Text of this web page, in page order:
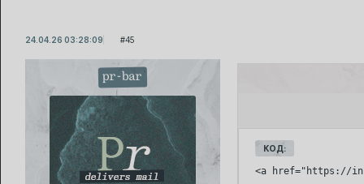
45
24.04.26 03:28:09
pr-bar
КОД:
<a href="https://